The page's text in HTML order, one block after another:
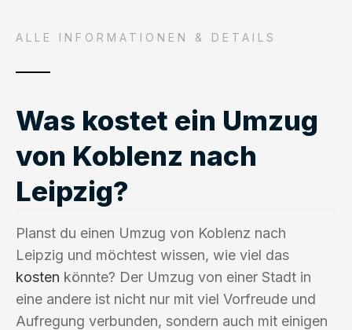
ALLE INFORMATIONEN & DETAILS
Was kostet ein Umzug
von Koblenz nach
Leipzig?
Planst du einen Umzug von Koblenz nach
Leipzig und möchtest wissen, wie viel das
kosten könnte? Der Umzug von einer Stadt in
eine andere ist nicht nur mit viel Vorfreude und
Aufregung verbunden, sondern auch mit einigen